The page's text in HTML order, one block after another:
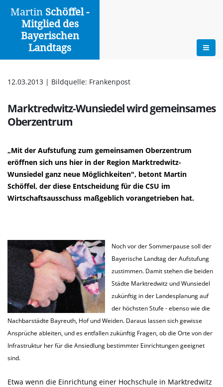
Martin Schöffel -
Mitglied des
Bayerischen
LandtagsZur Übersicht
12.03.2013 | Bildquelle: Frankenpost
Marktredwitz-Wunsiedel wird gemeinsames
Oberzentrum
Mit der Aufstufung zum gemeinsamen Oberzentrum
eröffnen sich uns hier in der Region Marktredwitz-
Wunsiedel ganz neue Möglichkeiten", betont Martin
Schöffel, der diese Entscheidung für die CSU im
Wirtschaftsausschuss maßgeblich vorangetrieben hat.
Noch vor der Sommerpause soll der
Bayerische Landtag der Aufstufung
zustimmen. Damit stehen die beiden
Städte Marktredwitz und Wunsiedel
zukünftig in der Landesplanung auf
der höchsten Stufe - ebenso wie die
Nachbarstädte Bayreuth, Hof und Weiden. Daraus lassen sich gewisse
Ansprüche ableiten, und es entfallen zukünftig Fragen, ob die Orte von der
Infrastruktur her für die Ansiedlung bestimmter Einrichtungen geeignet
sind.
Etwa wenn die Einrichtung einer Hochschule in Marktredwitz